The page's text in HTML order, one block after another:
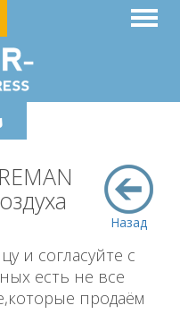
Назад
и согласуйте с
есть не все
продаём